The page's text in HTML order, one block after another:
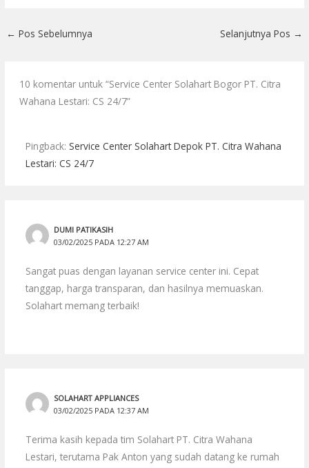
← Pos Sebelumnya Selanjutnya Pos →
10 komentar untuk “Service Center Solahart Bogor PT. Citra
Wahana Lestari: CS 24/7”
Pingback: Service Center Solahart Depok PT. Citra Wahana
Lestari: CS 24/7
DUMI PATIKASIH
03/02/2025 PADA 12:27 AM
Sangat puas dengan layanan service center ini. Cepat
tanggap, harga transparan, dan hasilnya memuaskan.
Solahart memang terbaik!
SOLAHART APPLIANCES
03/02/2025 PADA 12:37 AM
Terima kasih kepada tim Solahart PT. Citra Wahana
Lestari, terutama Pak Anton yang sudah datang ke rumah